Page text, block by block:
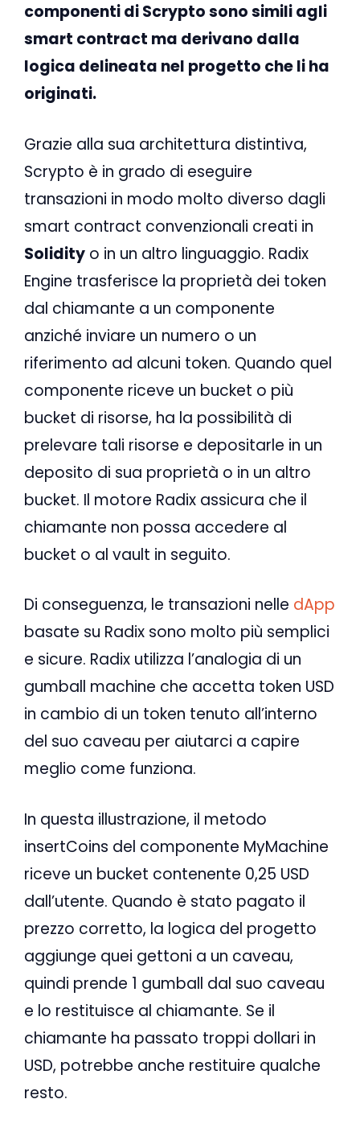
componenti di Scrypto sono simili agli
smart contract ma derivano dalla
logica delineata nel progetto che li ha
originati.
Grazie alla sua architettura distintiva,
Scrypto è in grado di eseguire
transazioni in modo molto diverso dagli
smart contract convenzionali creati in
Solidity o in un altro linguaggio. Radix
Engine trasferisce la proprietà dei token
dal chiamante a un componente
anziché inviare un numero o un
riferimento ad alcuni token. Quando quel
componente riceve un bucket o più
bucket di risorse, ha la possibilità di
prelevare tali risorse e depositarle in un
deposito di sua proprietà o in un altro
bucket. Il motore Radix assicura che il
chiamante non possa accedere al
bucket o al vault in seguito.
Di conseguenza, le transazioni nelle dApp
basate su Radix sono molto più semplici
e sicure. Radix utilizza l’analogia di un
gumball machine che accetta token USD
in cambio di un token tenuto all’interno
del suo caveau per aiutarci a capire
meglio come funziona.
In questa illustrazione, il metodo
insertCoins del componente MyMachine
riceve un bucket contenente 0,25 USD
dall’utente. Quando è stato pagato il
prezzo corretto, la logica del progetto
aggiunge quei gettoni a un caveau,
quindi prende 1 gumball dal suo caveau
e lo restituisce al chiamante. Se il
chiamante ha passato troppi dollari in
USD, potrebbe anche restituire qualche
resto.